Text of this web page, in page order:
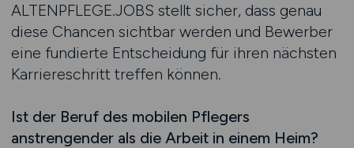
ALTENPFLEGE.JOBS stellt sicher, dass genau
diese Chancen sichtbar werden und Bewerber
eine fundierte Entscheidung für ihren nächsten
Karriereschritt treffen können.
Ist der Beruf des mobilen Pflegers
anstrengender als die Arbeit in einem Heim?